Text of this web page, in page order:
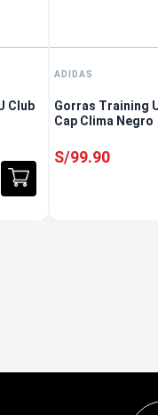
Club
ADIDAS
Gorras Training
Cap Clima Negro
S/99.90